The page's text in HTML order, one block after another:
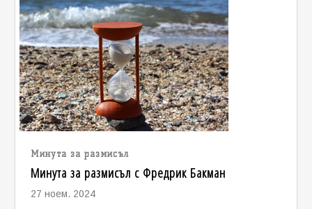
Минута за размисъл
Минута за размисъл с Фредрик Бакман
27 ноем. 2024